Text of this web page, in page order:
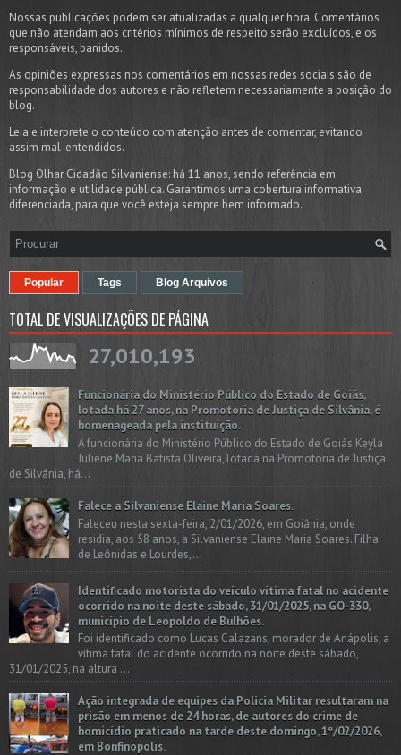
Nossas publicações podem ser atualizadas a qualquer hora. Comentários
que não atendam aos critérios mínimos de respeito serão excluídos, e os
responsáveis, banidos.
As opiniões expressas nos comentários em nossas redes sociais são de
responsabilidade dos autores e não refletem necessariamente a posição do
blog.
Leia e interprete o conteúdo com atenção antes de comentar, evitando
assim mal-entendidos.
Blog Olhar Cidadão Silvaniense: há 11 anos, sendo referência em
informação e utilidade pública. Garantimos uma cobertura informativa
diferenciada, para que você esteja sempre bem informado.
Popular Tags Blog Arquivos
TOTAL DE VISUALIZAÇÕES DE PÁGINA
27,010,193
Funcionária do Ministério Público do Estado de Goiás,
lotada há 27 anos, na Promotoria de Justiça de Silvânia, é
homenageada pela instituição.
A funcionária do Ministério Público do Estado de Goiás Keyla
Juliene Maria Batista Oliveira, lotada na Promotoria de Justiça
de Silvânia, há...
Falece a Silvaniense Elaine Maria Soares.
Faleceu nesta sexta-feira, 2/01/2026, em Goiânia, onde
residia, aos 58 anos, a Silvaniense Elaine Maria Soares. Filha
de Leônidas e Lourdes,...
Identificado motorista do veículo vítima fatal no acidente
ocorrido na noite deste sábado, 31/01/2025, na GO-330,
município de Leopoldo de Bulhões.
Foi identificado como Lucas Calazans, morador de Anápolis, a
vítima fatal do acidente ocorrido na noite deste sábado,
31/01/2025, na altura ...
Ação integrada de equipes da Policia Militar resultaram na
prisão em menos de 24 horas, de autores do crime de
homicídio praticado na tarde deste domingo, 1º/02/2026,
em Bonfinópolis.